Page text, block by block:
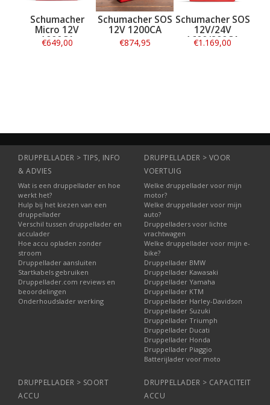
Schumacher
Micro 12V
1000CA
€649,00
Schumacher SOS
12V 1200CA
€874,95
Schumacher SOS
12V/24V
1600/800CA
€1.169,00
DRUPPELLADER > TIPS, INFO
& ADVIES
Wat is een druppellader en hoe
werkt het?
Hulp bij het kiezen van een
druppellader
Verschil tussen druppellader en
acculader
Hoe accu opladen zonder
stroom
Druppellader aansluiten
Startkabels gebruiken
Druppellader.com reviews en
beoordelingen
Onderhoudslader werking
DRUPPELLADER > VOOR
VOERTUIG
Welke druppellader voor mijn
motor?
Welke druppellader voor mijn
auto?
Druppelladers voor lichte
vrachtwagen
Welke druppellader voor mijn e-
bike?
Druppellader BMW
Druppellader Kawasaki
Druppellader Yamaha
Druppellader KTM
Druppellader Harley-Davidson
Druppellader Suzuki
Druppellader Triumph
Druppellader Ducati
Druppellader Honda
Druppellader Piaggio
Batterijlader voor moto
DRUPPELLADER > SOORT
ACCU
DRUPPELLADER > CAPACITEIT
ACCU